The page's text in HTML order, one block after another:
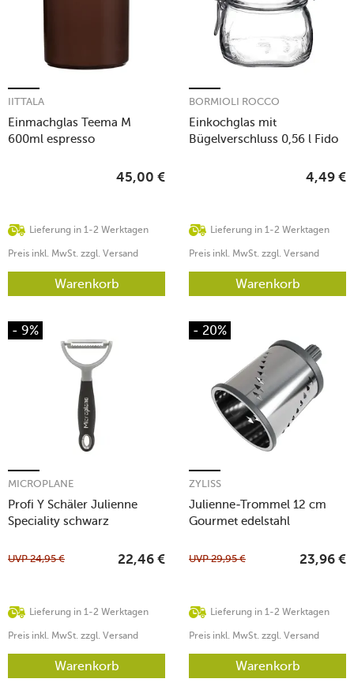
Einmachglas Teema M
600ml espresso
IITTALA
Lieferung in 1-2 Werktagen
45,00 €
Preis inkl. MwSt. zzgl. Versand
Warenkorb
Einkochglas mit
Bügelverschluss 0,56 l Fido
BORMIOLI ROCCO
Lieferung in 1-2 Werktagen
4,49 €
Preis inkl. MwSt. zzgl. Versand
Warenkorb
- 9%
Profi Y Schäler Julienne
Speciality schwarz
MICROPLANE
Lieferung in 1-2 Werktagen
UVP24,95 € 22,46 €
Preis inkl. MwSt. zzgl. Versand
Warenkorb
- 20%
Julienne-Trommel 12 cm
Gourmet edelstahl
ZYLISS
Lieferung in 1-2 Werktagen
UVP29,95 € 23,96 €
Preis inkl. MwSt. zzgl. Versand
Warenkorb